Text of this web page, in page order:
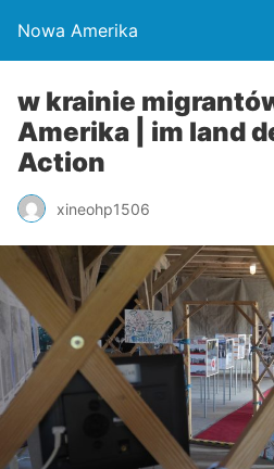
Nowa Amerika
w krainie
Amerika | im land
Action
xineohp1506